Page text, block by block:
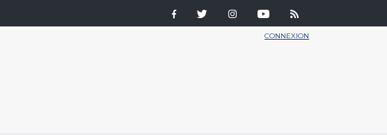
CONNEXION